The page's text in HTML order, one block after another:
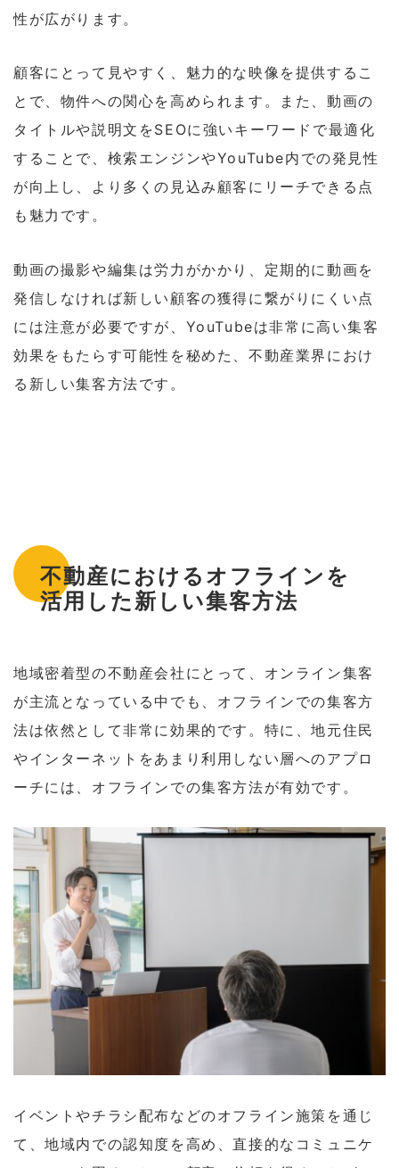
性が広がります。
顧客にとって見やすく、魅力的な映像を提供するこ
とで、物件への関心を高められます。また、動画の
タイトルや説明文をSEOに強いキーワードで最適化
することで、検索エンジンやYouTube内での発見性
が向上し、より多くの見込み顧客にリーチできる点
も魅力です。
動画の撮影や編集は労力がかかり、定期的に動画を
発信しなければ新しい顧客の獲得に繋がりにくい点
には注意が必要ですが、YouTubeは非常に高い集客
効果をもたらす可能性を秘めた、不動産業界におけ
る新しい集客方法です。
不動産におけるオフラインを
活用した新しい集客方法
地域密着型の不動産会社にとって、オンライン集客
が主流となっている中でも、オフラインでの集客方
法は依然として非常に効果的です。特に、地元住民
やインターネットをあまり利用しない層へのアプロ
ーチには、オフラインでの集客方法が有効です。
イベントやチラシ配布などのオフライン施策を通じ
て、地域内での認知度を高め、直接的なコミュニケ